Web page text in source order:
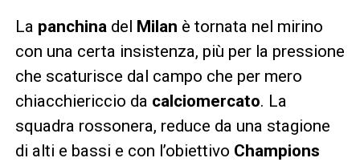
La panchinadel Milan è tornata nel mirino
con una certa insistenza, più per la pressione
che scaturisce dal campo che per mero
chiacchiericcio da calciomercato. La
squadra rossonera, reduce da una stagione
di alti e bassi e con l’obiettivo Champions